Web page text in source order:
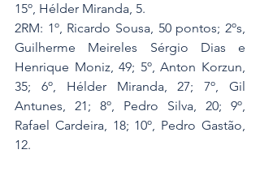
15º, Hélder Miranda, 5.
2RM: 1º, Ricardo Sousa, 50 pontos; 2ºs,
Guilherme Meireles Sérgio Dias e
Henrique Moniz, 49; 5º, Anton Korzun,
35; 6º, Hélder Miranda, 27; 7º, Gil
Antunes, 21; 8º, Pedro Silva, 20; 9º,
Rafael Cardeira, 18; 10º, Pedro Gastão,
12.